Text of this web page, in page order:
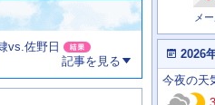
vs.佐野日
記事を見る
情
報
ス
メ
本
日
の
天
2026
今
日
明
今夜の天